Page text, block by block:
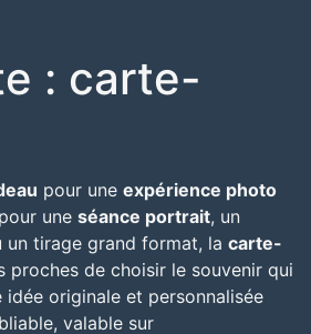
: carte-
pour une expérience photo
une séance portrait, un
un tirage grand format, la carte-
proches de choisir le souvenir qui
idée originale et personnalisée
valable sur